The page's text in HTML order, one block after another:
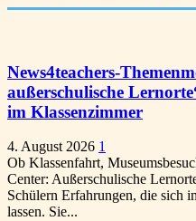
News4teachers-
außerschulische
im Klassenzimmer
4. August 2026 1
Ob Klassenfahrt,
Center: Außerschulische
Schülern Erfahrungen, die sich
lassen. Sie...